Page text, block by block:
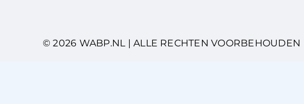
© 2026 WABP.NL | ALLE RECHTEN VOORBEHOUDEN